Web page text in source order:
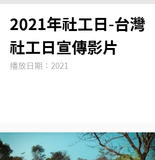
2021年社工日-台灣
社工日宣傳影片
播放日期：2021